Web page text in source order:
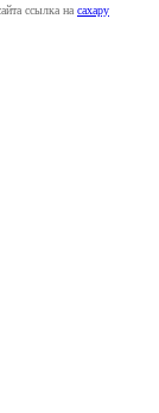
ссылка на caxapу